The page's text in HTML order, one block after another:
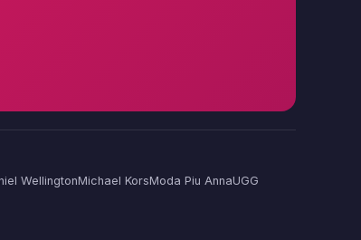
WellingtonMichael KorsModa Piu AnnaUGG